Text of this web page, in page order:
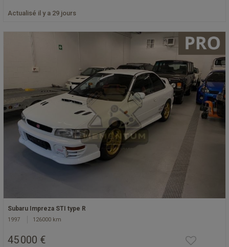
Actualisé il y a 29 jours
Subaru Impreza STI type R
1997 126000 km
45 000 €